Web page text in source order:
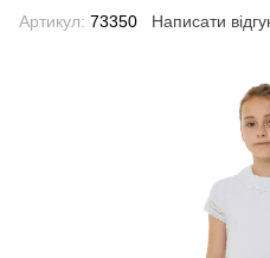
Артикул: 73350 Написати